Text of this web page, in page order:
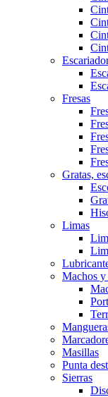
Fresas
Gratas,
Limas
Machos y
Masillas
Punta
Sierras